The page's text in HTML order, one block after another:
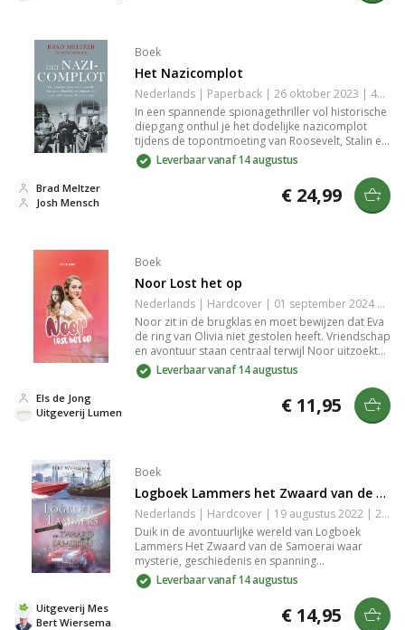
Boek
Het Nazicomplot
Nederlands | Paperback | 26 oktober 2023 | 432 pagina's | 9789029099097
In een spannende spionagethriller vol historische
diepgang onthul je het dodelijke nazicomplot
tijdens de topontmoeting van Roosevelt, Stalin en
Churchill in 1943. Met afluistertechnieken,
codetaal en miscommunicatie schetsen Meltzer
en Mensch de intriges en strategieën van deze
wereldleiders. Een must-read voor liefhebbers
Leverbaar vanaf 14 augustus
Josh Mensch
Brad Meltzer € 24,99
Boek
Noor Lost het op
Nederlands | Hardcover | 01 september 2024 | 138 pagina's | 9789083418698
Noor zit in de brugklas en moet bewijzen dat Eva
de ring van Olivia niet gestolen heeft. Vriendschap
en avontuur staan centraal terwijl Noor uitzoekt
waarom Olivia zo gemeen is. Een spannend
verhaal over misverstanden, vertrouwen en hoe
Leverbaar vanaf 14 augustus
Uitgeverij Lumen
Els de Jong € 11,95
Boek
Logboek Lammers het Zwaard van de Samoerai
Nederlands | Hardcover | 19 augustus 2022 | 228 pagina's | 9789059524071
Duik in de avontuurlijke wereld van Logboek
Lammers Het Zwaard van de Samoerai waar
mysterie, geschiedenis en spanning
samenkomen. Volg de jonge Lammers op zijn
zoektocht naar het legendarische
samoeraizwaard, terwijl hij obstakels overwint en
geheimen ontrafelt. Ideaal voor liefhebbers van
Leverbaar vanaf 14 augustus
Bert Wiersema
Uitgeverij Mes € 14,95